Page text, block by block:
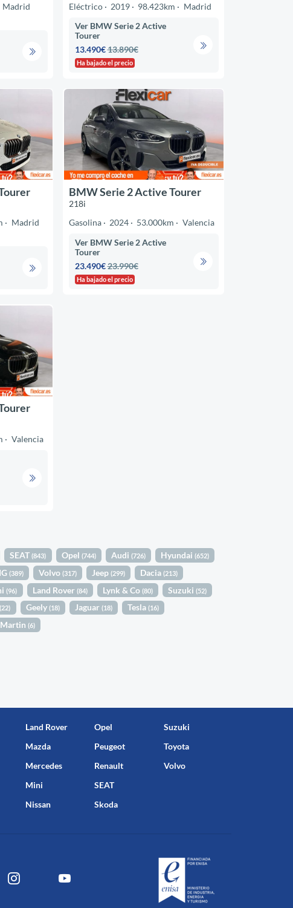
Madrid
Eléctrico
2019 98.423km
Madrid
Ver BMW Serie 2 Active
Tourer
13.490€13.890€
Ha bajado el precio
Madrid
BMW Serie 2 Active Tourer
218i
Gasolina
2024 53.000km
Valencia
Ver BMW Serie 2 Active
Tourer
23.490€23.990€
Ha bajado el precio
Valencia
SEAT(843) Opel (744) Audi (726) Hyundai (652)
(389) Volvo (317) Jeep (299) Dacia(213)
(96) Land Rover (84) Lynk & Co (80) Suzuki (52)
(22) Geely (18) Jaguar (18) Tesla (16)
(6)
Land Rover
Mazda
Mercedes
Mini
Nissan
Opel
Peugeot
Renault
SEAT
Skoda
Suzuki
Toyota
Volvo